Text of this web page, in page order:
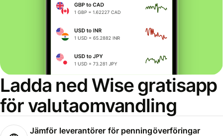
Ladda ned Wise gratisapp
för valutaomvandling
Jämför leverantörer för penningöverföringar